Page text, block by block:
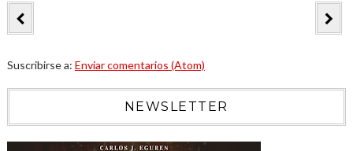
Suscribirse a: Enviar comentarios (Atom)
NEWSLETTER